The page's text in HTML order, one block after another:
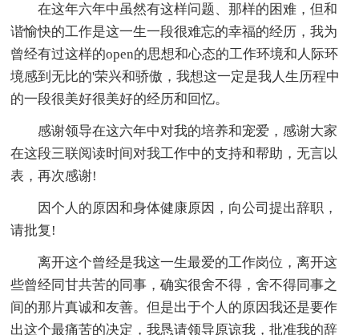
在这年六年中虽然有这样问题、那样的困难，但和
谐愉快的工作是这一生一段很难忘的幸福的经历，我为
曾经有过这样的open的思想和心态的工作环境和人际环
境感到无比的'荣兴和骄傲，我想这一定是我人生历程中
的一段很美好很美好的经历和回忆。
感谢领导在这六年中对我的培养和宠爱，感谢大家
在这段三联阅读时间对我工作中的支持和帮助，无言以
表，再次感谢!
因个人的原因和身体健康原因，向公司提出辞职，
请批复!
离开这个曾经是我这一生最爱的工作岗位，离开这
些曾经同甘共苦的同事，确实很舍不得，舍不得同事之
间的那片真诚和友善。但是出于个人的原因我还是要作
出这个最痛苦的决定，我恳请领导原谅我，批准我的辞